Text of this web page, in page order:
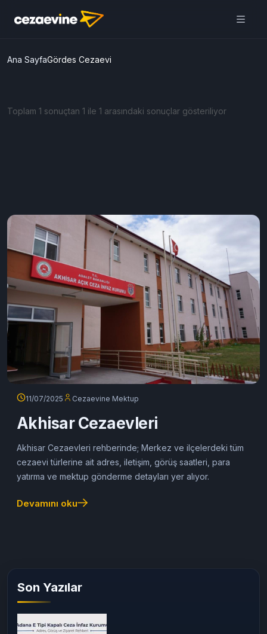
Ana SayfaGördes Cezaevi
Toplam 1 sonuçtan 1 ile 1 arasındaki sonuçlar gösteriliyor
11/07/2025 Cezaevine Mektup
Akhisar Cezaevleri
Akhisar Cezaevleri rehberinde; Merkez ve ilçelerdeki tüm
cezaevi türlerine ait adres, iletişim, görüş saatleri, para
yatırma ve mektup gönderme detayları yer alıyor.
Devamını oku
Son Yazılar